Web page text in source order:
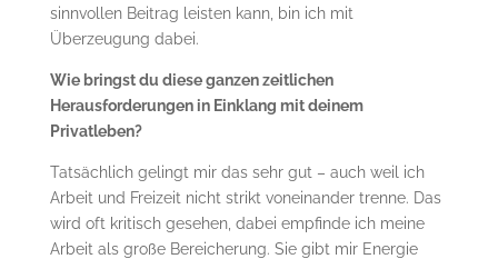
sinnvollen Beitrag leisten kann, bin ich mit
Überzeugung dabei.
Wie bringst du diese ganzen zeitlichen
Herausforderungen in Einklang mit deinem
Privatleben?
Tatsächlich gelingt mir das sehr gut – auch weil ich
Arbeit und Freizeit nicht strikt voneinander trenne. Das
wird oft kritisch gesehen, dabei empfinde ich meine
Arbeit als große Bereicherung. Sie gibt mir Energie